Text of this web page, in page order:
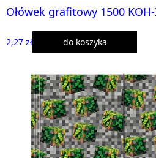
Ołówek grafitowy 1500
2,27 zł do koszyka